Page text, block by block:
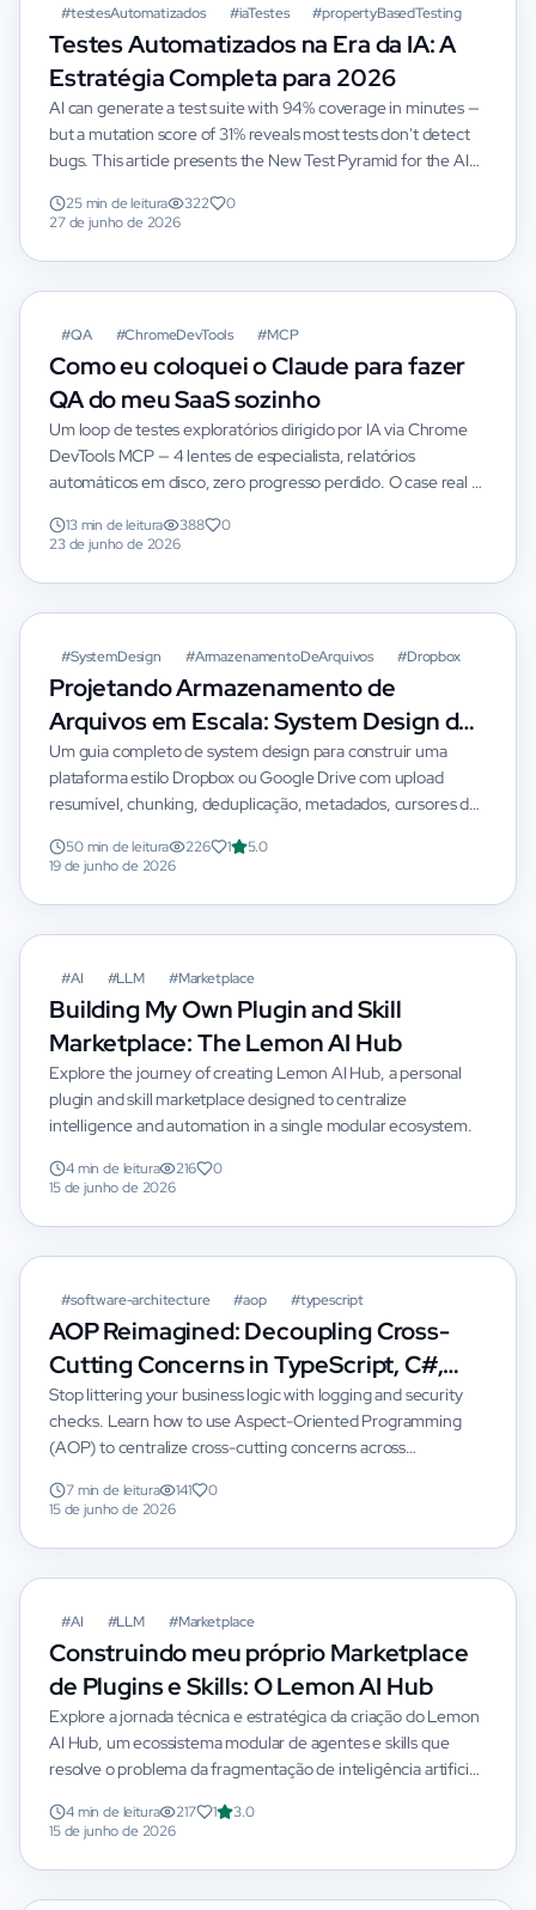
#testesAutomatizados #iaTestes #propertyBasedTesting
Testes Automatizados na Era da IA: A
Estratégia Completa para 2026
AI can generate a test suite with 94% coverage in minutes —
but a mutation score of 31% reveals most tests don't detect
bugs. This article presents the New Test Pyramid for the AI
and AI-supervised generation.
25 min de leitura 322
0
27 de junho de 2026
#QA #ChromeDevTools #MCP
Como eu coloquei o Claude para fazer
QA do meu SaaS sozinho
Um loop de testes exploratórios dirigido por IA via Chrome
DevTools MCP — 4 lentes de especialista, relatórios
automáticos em disco, zero progresso perdido. O case real é
13 min de leitura 388
0
23 de junho de 2026
#SystemDesign #ArmazenamentoDeArquivos #Dropbox
Projetando Armazenamento de
Arquivos em Escala: System Design de
Dropbox e Google Drive
Um guia completo de system design para construir uma
plataforma estilo Dropbox ou Google Drive com upload
resumível, chunking, deduplicação, metadados, cursores de
50 min de leitura 226 1
5.0
19 de junho de 2026
#AI #LLM #Marketplace
Building My Own Plugin and Skill
Marketplace: The Lemon AI Hub
Explore the journey of creating Lemon AI Hub, a personal
plugin and skill marketplace designed to centralize
intelligence and automation in a single modular ecosystem.
4 min de leitura 216
0
15 de junho de 2026
#software-architecture #aop #typescript
AOP Reimagined: Decoupling Cross-
Cutting Concerns in TypeScript, C#,
and Java
Stop littering your business logic with logging and security
checks. Learn how to use Aspect-Oriented Programming
(AOP) to centralize cross-cutting concerns across
patterns.
7 min de leitura 141
0
15 de junho de 2026
#AI #LLM #Marketplace
Construindo meu próprio Marketplace
de Plugins e Skills: O Lemon AI Hub
Explore a jornada técnica e estratégica da criação do Lemon
AI Hub, um ecossistema modular de agentes e skills que
resolve o problema da fragmentação de inteligência artificial
4 min de leitura 217 1
3.0
15 de junho de 2026